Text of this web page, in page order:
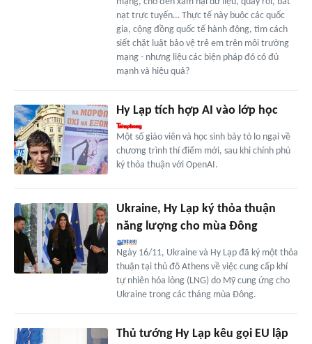
nạt trực tuyến… Thực tế này buộc các quốc
gia, cộng đồng quốc tế hành động, tìm cách
siết chặt luật bảo vệ trẻ em trên môi trường
mạng - nhưng liệu các biện pháp đó có đủ
mạnh và hiệu quả?
Hy Lạp tích hợp AI vào lớp học
Một số giáo viên và học sinh bày tỏ lo ngại về
chương trình thí điểm mới, sau khi chính phủ
ký thỏa thuận với OpenAI.
Ukraine, Hy Lạp ký thỏa thuận
năng lượng cho mùa Đông
Ngày 16/11, Ukraine và Hy Lạp đã ký một thỏa
thuận tại thủ đô Athens về việc cung cấp khí
tự nhiên hóa lỏng (LNG) do Mỹ cung ứng cho
Ukraine trong các tháng mùa Đông.
Thủ tướng Hy Lạp kêu gọi EU lập